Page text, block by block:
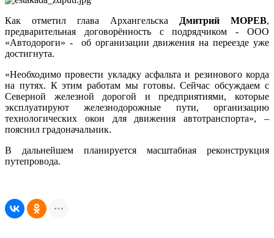
Как отметил глава Архангельска Дмитрий МОРЕВ,
предварительная договорённость с подрядчиком - ООО
«Автодороги» - об организации движения на переезде уже
достигнута.
«Необходимо провести укладку асфальта и резинового корда
на путях. К этим работам мы готовы. Сейчас обсуждаем с
Северной железной дорогой и предприятиями, которые
эксплуатируют железнодорожные пути, организацию
технологических окон для движения автотранспорта», –
пояснил градоначальник.
В дальнейшем планируется масштабная реконструкция
путепровода.